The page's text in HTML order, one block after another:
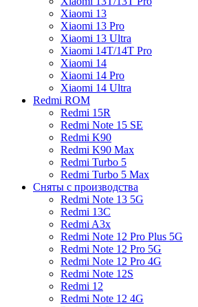
Xiaomi 13
Xiaomi 13 Pro
Xiaomi 13 Ultra
Xiaomi 14T/14T Pro
Xiaomi 14
Xiaomi 14 Pro
Xiaomi 14 Ultra
Redmi ROM
Redmi 15R
Redmi Note 15 SE
Redmi K90
Redmi K90 Max
Redmi Turbo 5
Redmi Turbo 5 Max
Сняты с производства
Redmi Note 13 5G
Redmi 13C
Redmi A3x
Redmi Note 12 Pro Plus 5G
Redmi Note 12 Pro 5G
Redmi Note 12 Pro 4G
Redmi Note 12S
Redmi 12
Redmi Note 12 4G